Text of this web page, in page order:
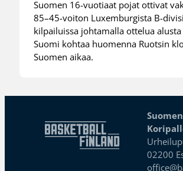
Suomen 16-vuotiaat pojat ottivat
85–45-voiton Luxemburgista B-
kilpailuissa johtamalla ottelua
Suomi kohtaa huomenna Ruotsin
Suomen aikaa.
Suomen
02200